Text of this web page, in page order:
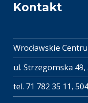
Kontakt
Wrocławskie
ul. Strzegomska 49,
tel. 71 782 35 11,